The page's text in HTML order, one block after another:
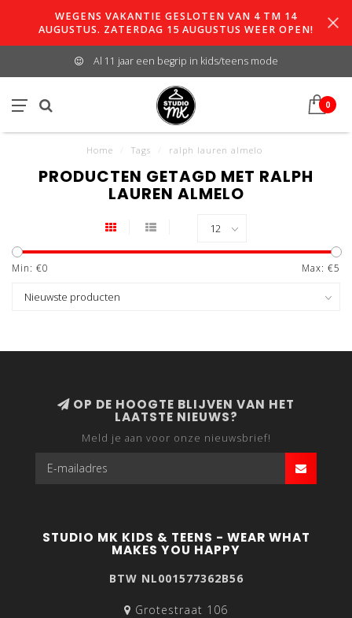
WEGENS VAKANTIE GESLOTEN VAN 4 TM 14
AUGUSTUS. ZATERDAG 15 AUGUSTUS WEER OPEN!
Al 11 jaar een begrip in kids/teens mode
0
Home Tags ralph lauren almelo
PRODUCTEN GETAGD MET RALPH
LAUREN ALMELO
Min: €0 Max: €5
OP DE HOOGTE BLIJVEN VAN HET
LAATSTE NIEUWS?
Meld je aan voor onze nieuwsbrief!
STUDIO MK KIDS & TEENS - WEAR WHAT
MAKES YOU HAPPY
BTW NL001577362B56
Grotestraat 106